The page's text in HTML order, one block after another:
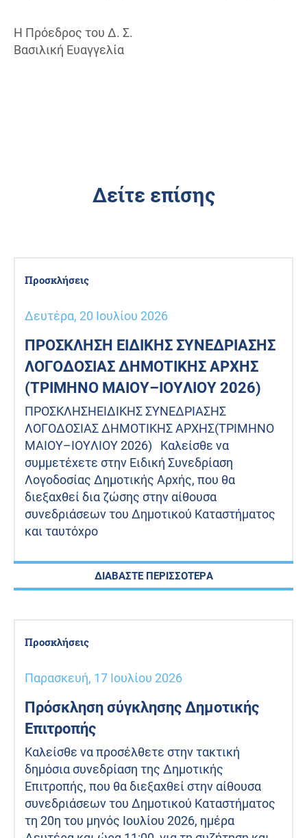
Η Πρόεδρος του Δ. Σ.
Βασιλική Ευαγγελία
Δείτε επίσης
Προσκλήσεις
Δευτέρα, 20 Ιουλίου 2026
ΠΡΟΣΚΛΗΣΗ ΕΙΔΙΚΗΣ ΣΥΝΕΔΡΙΑΣΗΣ
ΛΟΓΟΔΟΣΙΑΣ ΔΗΜΟΤΙΚΗΣ ΑΡΧΗΣ
(ΤΡΙΜΗΝΟ ΜΑΙΟΥ–ΙΟΥΛΙΟΥ 2026)
ΠΡΟΣΚΛΗΣΗΕΙΔΙΚΗΣ ΣΥΝΕΔΡΙΑΣΗΣ
ΛΟΓΟΔΟΣΙΑΣ ΔΗΜΟΤΙΚΗΣ ΑΡΧΗΣ(ΤΡΙΜΗΝΟ
ΜΑΙΟΥ–ΙΟΥΛΙΟΥ 2026) Καλείσθε να
συμμετέχετε στην Ειδική Συνεδρίαση
Λογοδοσίας Δημοτικής Αρχής, που θα
διεξαχθεί δια ζώσης στην αίθουσα
συνεδριάσεων του Δημοτικού Καταστήματος
και ταυτόχρο
ΔΙΑΒΑΣΤΕ ΠΕΡΙΣΣΟΤΕΡΑ
Προσκλήσεις
Παρασκευή, 17 Ιουλίου 2026
Πρόσκληση σύγκλησης Δημοτικής
Επιτροπής
Καλείσθε να προσέλθετε στην τακτική
δημόσια συνεδρίαση της Δημοτικής
Επιτροπής, που θα διεξαχθεί στην αίθουσα
συνεδριάσεων του Δημοτικού Καταστήματος
τη 20η του μηνός Ιουλίου 2026, ημέρα